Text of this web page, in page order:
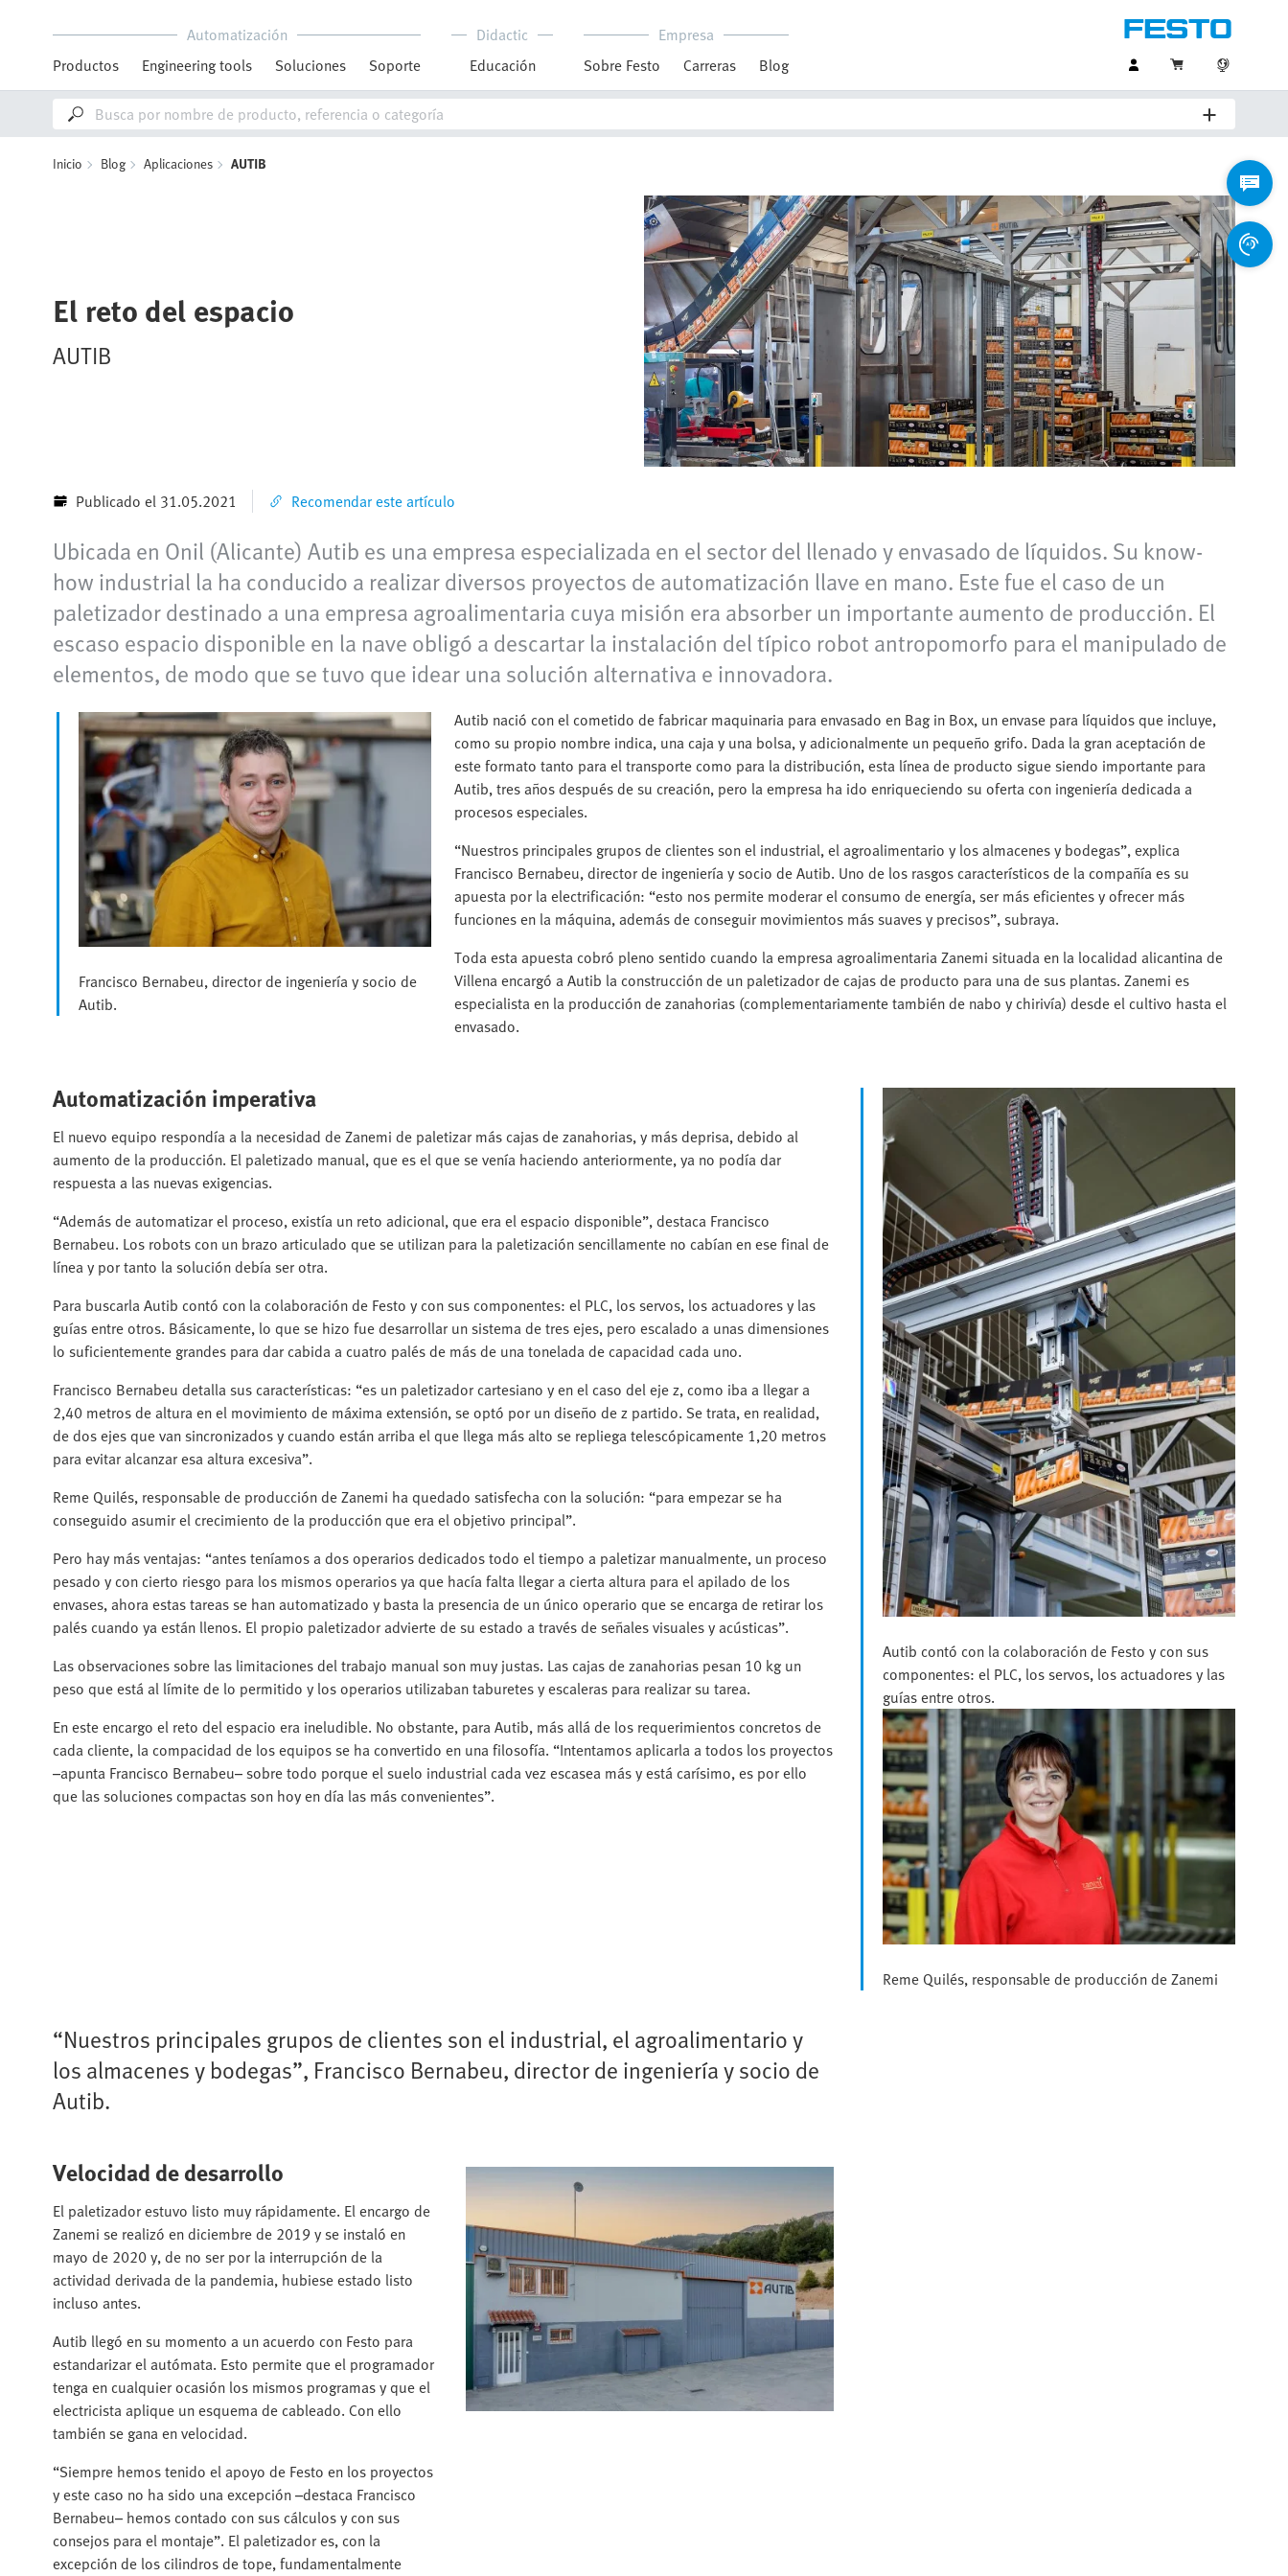
Automatización
Productos
Engineering tools Soluciones Soporte
Didactic
Educación
Empresa
Sobre Festo
Carreras Blog
Inicio Blog Aplicaciones AUTIB
El reto del espacio
AUTIB
Publicado el 31.05.2021 Recomendar este artículo
Ubicada en Onil (Alicante) Autib es una empresa especializada en el sector del llenado y envasado de líquidos. Su know-
how industrial la ha conducido a realizar diversos proyectos de automatización llave en mano. Este fue el caso de un
paletizador destinado a una empresa agroalimentaria cuya misión era absorber un importante aumento de producción. El
escaso espacio disponible en la nave obligó a descartar la instalación del típico robot antropomorfo para el manipulado de
elementos, de modo que se tuvo que idear una solución alternativa e innovadora.
Autib nació con el cometido de fabricar maquinaria para envasado en Bag in Box, un envase para líquidos que incluye,
como su propio nombre indica, una caja y una bolsa, y adicionalmente un pequeño grifo. Dada la gran aceptación de
este formato tanto para el transporte como para la distribución, esta línea de producto sigue siendo importante para
Autib, tres años después de su creación, pero la empresa ha ido enriqueciendo su oferta con ingeniería dedicada a
procesos especiales.
“Nuestros principales grupos de clientes son el industrial, el agroalimentario y los almacenes y bodegas”, explica
Francisco Bernabeu, director de ingeniería y socio de Autib. Uno de los rasgos característicos de la compañía es su
apuesta por la electrificación: “esto nos permite moderar el consumo de energía, ser más eficientes y ofrecer más
funciones en la máquina, además de conseguir movimientos más suaves y precisos”, subraya.
Toda esta apuesta cobró pleno sentido cuando la empresa agroalimentaria Zanemi situada en la localidad alicantina de
Villena encargó a Autib la construcción de un paletizador de cajas de producto para una de sus plantas. Zanemi es
especialista en la producción de zanahorias (complementariamente también de nabo y chirivía) desde el cultivo hasta el
envasado.
Francisco Bernabeu, director de ingeniería y socio de
Autib.
Automatización imperativa
El nuevo equipo respondía a la necesidad de Zanemi de paletizar más cajas de zanahorias, y más deprisa, debido al
aumento de la producción. El paletizado manual, que es el que se venía haciendo anteriormente, ya no podía dar
respuesta a las nuevas exigencias.
“Además de automatizar el proceso, existía un reto adicional, que era el espacio disponible”, destaca Francisco
Bernabeu. Los robots con un brazo articulado que se utilizan para la paletización sencillamente no cabían en ese final de
línea y por tanto la solución debía ser otra.
Para buscarla Autib contó con la colaboración de Festo y con sus componentes: el PLC, los servos, los actuadores y las
guías entre otros. Básicamente, lo que se hizo fue desarrollar un sistema de tres ejes, pero escalado a unas dimensiones
lo suficientemente grandes para dar cabida a cuatro palés de más de una tonelada de capacidad cada uno.
Francisco Bernabeu detalla sus características: “es un paletizador cartesiano y en el caso del eje z, como iba a llegar a
2,40 metros de altura en el movimiento de máxima extensión, se optó por un diseño de z partido. Se trata, en realidad,
de dos ejes que van sincronizados y cuando están arriba el que llega más alto se repliega telescópicamente 1,20 metros
para evitar alcanzar esa altura excesiva”.
Reme Quilés, responsable de producción de Zanemi ha quedado satisfecha con la solución: “para empezar se ha
conseguido asumir el crecimiento de la producción que era el objetivo principal”.
Pero hay más ventajas: “antes teníamos a dos operarios dedicados todo el tiempo a paletizar manualmente, un proceso
pesado y con cierto riesgo para los mismos operarios ya que hacía falta llegar a cierta altura para el apilado de los
envases, ahora estas tareas se han automatizado y basta la presencia de un único operario que se encarga de retirar los
palés cuando ya están llenos. El propio paletizador advierte de su estado a través de señales visuales y acústicas”.
Las observaciones sobre las limitaciones del trabajo manual son muy justas. Las cajas de zanahorias pesan 10 kg un
peso que está al límite de lo permitido y los operarios utilizaban taburetes y escaleras para realizar su tarea.
En este encargo el reto del espacio era ineludible. No obstante, para Autib, más allá de los requerimientos concretos de
cada cliente, la compacidad de los equipos se ha convertido en una filosofía. “Intentamos aplicarla a todos los proyectos
–apunta Francisco Bernabeu– sobre todo porque el suelo industrial cada vez escasea más y está carísimo, es por ello
que las soluciones compactas son hoy en día las más convenientes”.
Autib contó con la colaboración de Festo y con sus
componentes: el PLC, los servos, los actuadores y las
guías entre otros.
Reme Quilés, responsable de producción de Zanemi
“Nuestros principales grupos de clientes son el industrial, el agroalimentario y
los almacenes y bodegas”, Francisco Bernabeu, director de ingeniería y socio de
Autib.
Velocidad de desarrollo
El paletizador estuvo listo muy rápidamente. El encargo de
Zanemi se realizó en diciembre de 2019 y se instaló en
mayo de 2020 y, de no ser por la interrupción de la
actividad derivada de la pandemia, hubiese estado listo
incluso antes.
Autib llegó en su momento a un acuerdo con Festo para
estandarizar el autómata. Esto permite que el programador
tenga en cualquier ocasión los mismos programas y que el
electricista aplique un esquema de cableado. Con ello
también se gana en velocidad.
“Siempre hemos tenido el apoyo de Festo en los proyectos
y este caso no ha sido una excepción –destaca Francisco
Bernabeu– hemos contado con sus cálculos y con sus
consejos para el montaje”. El paletizador es, con la
excepción de los cilindros de tope, fundamentalmente